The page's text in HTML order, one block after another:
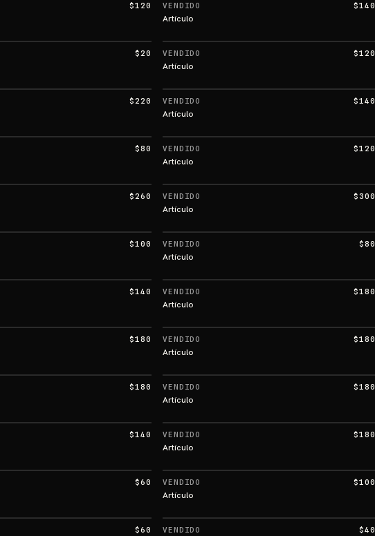
$120 VENDIDO $140
Artículo
$20 VENDIDO $120
Artículo
$220 VENDIDO $140
Artículo
$80 VENDIDO $120
Artículo
$260 VENDIDO $300
Artículo
$100 VENDIDO $80
Artículo
$140 VENDIDO $180
Artículo
$180 VENDIDO $180
Artículo
$180 VENDIDO $180
Artículo
$140 VENDIDO $180
Artículo
$60 VENDIDO $100
Artículo
$60 VENDIDO $40